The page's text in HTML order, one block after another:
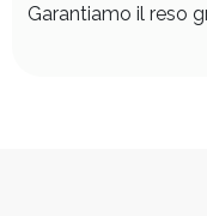
Garantiamo il reso